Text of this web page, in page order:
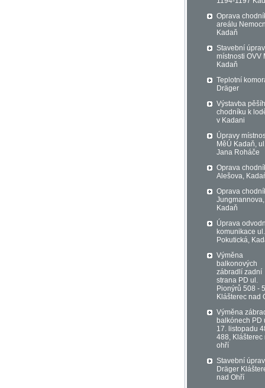
Oprava
areálu
Kadaň
Stavební
místnosti OVV
Kadaň
Teplotní
Dräger
Výstavba
chodníku k
v Kadani
Úpravy
MěÚ Kadaň,
Jana Roháče
Oprava
Alešova,
Oprava
Jungmannova,
Kadaň
Úprava
komunikace ul.
Pokutická,
Výměna
balkonových
zábradlí zadní
strana PD ul.
Pionýrů 508 -
Klášterec nad
Výměna
balkónech PD
17. listopadu
488, Klášterec
ohří
Stavební
Dräger
nad Ohří